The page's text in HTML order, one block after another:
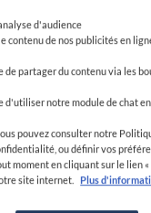
le meilleures
d'audience
contenu de nos publicités en
de partager du contenu via les
d'utiliser notre module de chat
pouvez consulter notre
ou définir vos
moment en cliquant sur le lien
site internet.
Plus